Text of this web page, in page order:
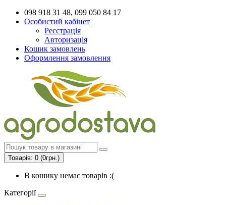
098 918 31 48, 099 050 84 17
Особистий кабінет
Реєстрація
Авторизація
Кошик замовлень
Оформлення замовлення
Товарів: 0 (0грн.)
В кошику немає товарів :(
Категорії